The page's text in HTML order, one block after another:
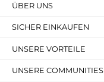
ÜBER UNS
SICHER EINKAUFEN
UNSERE VORTEILE
UNSERE COMMUNITIES